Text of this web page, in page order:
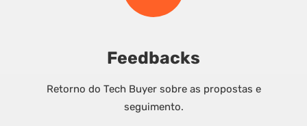
Feedbacks
Retorno do Tech Buyer sobre as propostas e
seguimento.